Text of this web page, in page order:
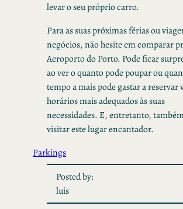
levar o seu próprio carro.
Para as suas próximas férias ou
negócios, não hesite em comparar
Aeroporto do Porto. Pode ficar
ao ver o quanto pode poupar ou
tempo a mais pode gastar a reservar
horários mais adequados às suas
necessidades. E, entretanto,
visitar este lugar encantador.
Parkings
Posted by:
luis